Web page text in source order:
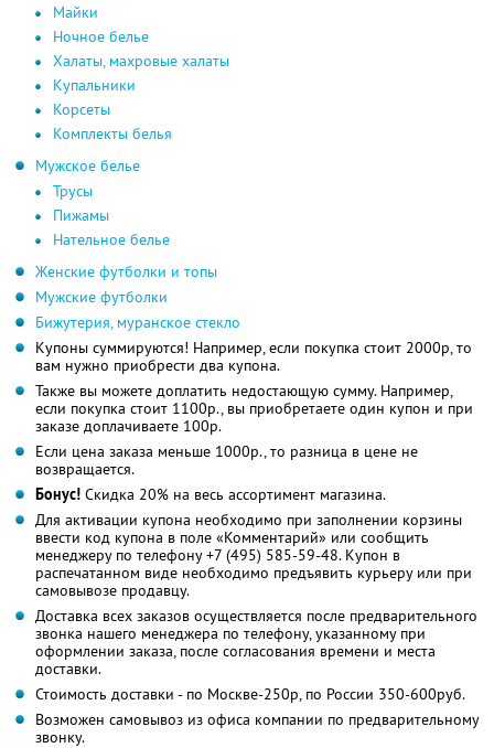
Майки
Ночное белье
Халаты, махровые халаты
Купальники
Корсеты
Комплекты белья
Мужское белье
Трусы
Пижамы
Нательное белье
Женские футболки и топы
Мужские футболки
Бижутерия, муранское стекло
Купоны суммируются! Например, если покупка стоит 2000р, то
вам нужно приобрести два купона.
Также вы можете доплатить недостающую сумму. Например,
если покупка стоит 1100р., вы приобретаете один купон и при
заказе доплачиваете 100р.
Если цена заказа меньше 1000р., то разница в цене не
возвращается.
Бонус! Скидка 20% на весь ассортимент магазина.
Для активации купона необходимо при заполнении корзины
ввести код купона в поле «Комментарий» или сообщить
менеджеру по телефону +7 (495) 585-59-48. Купон в
распечатанном виде необходимо предъявить курьеру или при
самовывозе продавцу.
Доставка всех заказов осуществляется после предварительного
звонка нашего менеджера по телефону, указанному при
оформлении заказа, после согласования времени и места
доставки.
Стоимость доставки - по Москве-250р, по России 350-600руб.
Возможен самовывоз из офиса компании по предварительному
звонку.